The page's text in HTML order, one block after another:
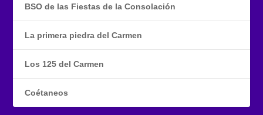
BSO de las Fiestas de la Consolación
La primera piedra del Carmen
Los 125 del Carmen
Coétaneos